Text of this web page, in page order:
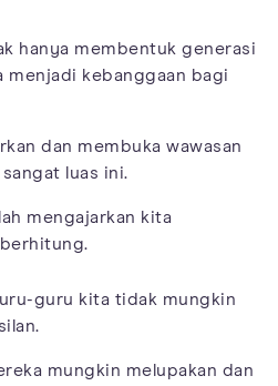
hanya membentuk generasi
menjadi kebanggaan bagi
dan membuka wawasan
luas ini.
mengajarkan kita
guru kita tidak mungkin
mungkin melupakan dan